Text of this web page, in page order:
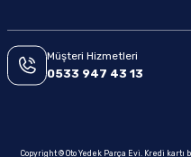
Müşteri Hizmetleri
0533 947 43 13
Copyright © Oto Yedek Parça Evi. Kredi